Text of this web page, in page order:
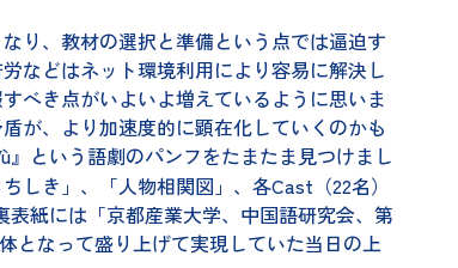
り、教材の選択と準備という点では逼迫す
などはネット環境利用により容易に解決し
べき点がいよいよ増えているように思いま
が、より加速度的に顕在化していくのかも
という語劇のパンフをたまたま見つけまし
しき」、「人物相関図」、各Cast（22名）
紙には「京都産業大学、中国語研究会、第
となって盛り上げて実現していた当日の上